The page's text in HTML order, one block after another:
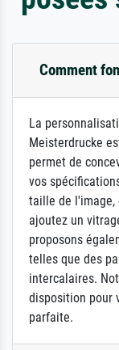
Comment
La
Meisterdrucke
permet de
vos
taille de l'image,
ajoutez un
proposons
telles que des
intercalaires.
disposition pour
parfaite.